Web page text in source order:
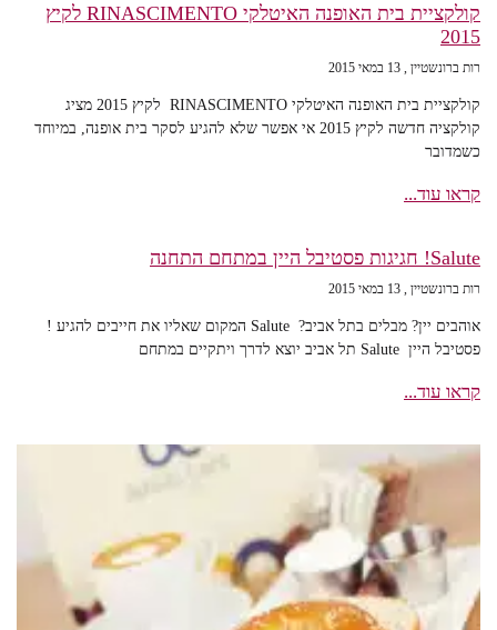
קולקציית בית האופנה האיטלקי RINASCIMENTO לקיץ
2015
רות ברונשטיין 13 במאי 2015
קולקציית בית האופנה האיטלקי RINASCIMENTO לקיץ 2015 מציג
קולקציה חדשה לקיץ 2015 אי אפשר שלא להגיע לסקר בית אופנה, במיוחד
כשמדובר
קראו עוד...
Salute! חגיגות פסטיבל היין במתחם התחנה
רות ברונשטיין 13 במאי 2015
אוהבים יין? מבלים בתל אביב? Salute המקום שאליו את חייבים להגיע !
פסטיבל היין Salute תל אביב יוצא לדרך ויתקיים במתחם
קראו עוד...